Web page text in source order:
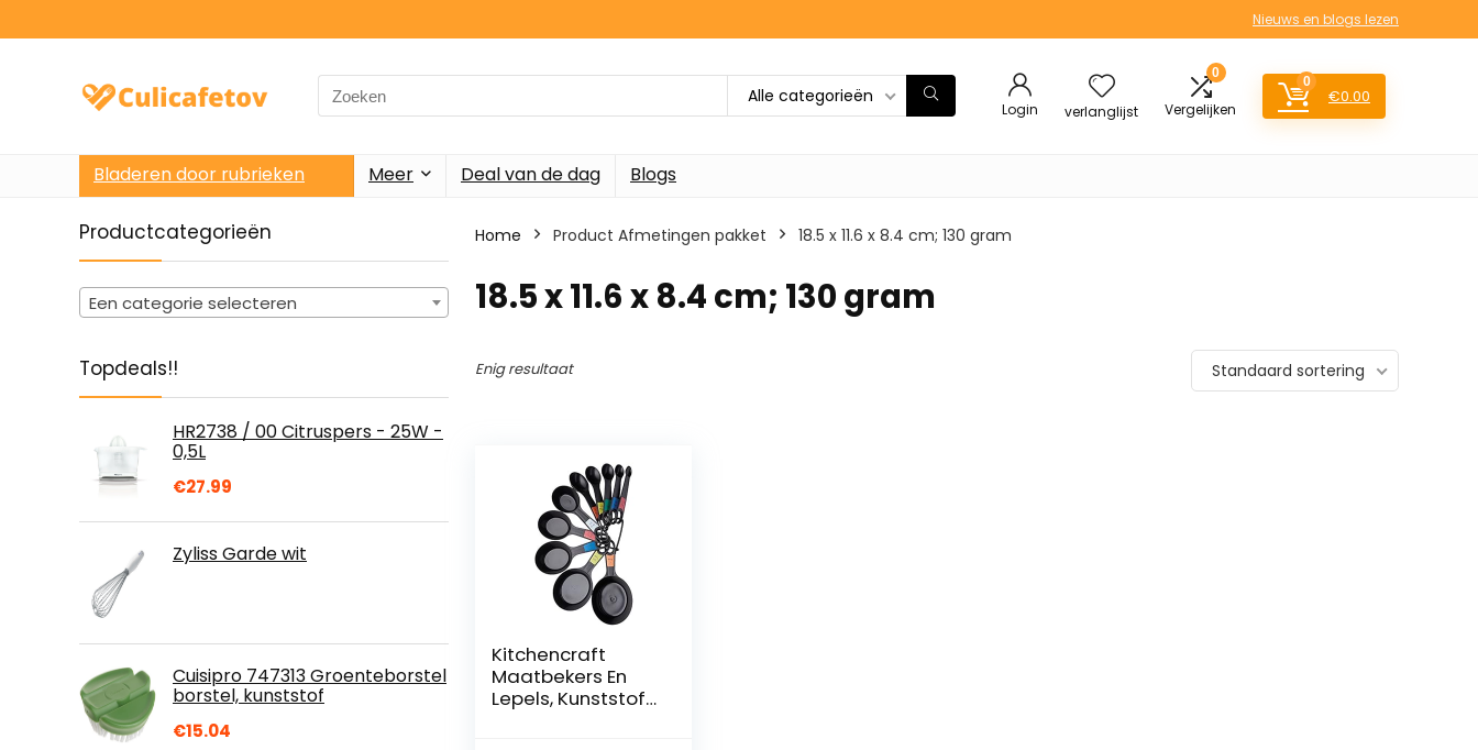
Nieuws en blogs lezen
Search
for:
Alle categorieën
Login verlanglijst
0
Vergelijken
0
€0.00
Bladeren door rubrieken Meer Deal van de dag Blogs
Productcategorieën
Een categorie selecteren
Topdeals!!
HR2738 / 00 Citruspers - 25W -
0,5L
€27.99
Zyliss Garde wit
Cuisipro 747313 Groenteborstel
borstel, kunststof
€15.04
Home Product Afmetingen pakket ‎18.5 x 11.6 x 8.4 cm; 130 gram
‎18.5 x 11.6 x 8.4 cm; 130 gram
Enig resultaat Standaard sortering
Kitchencraft
Maatbekers En
Lepels, Kunststof,